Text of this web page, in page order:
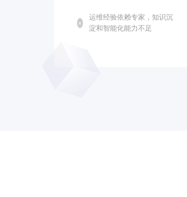
运维经验依赖专家，知识沉
淀和智能化能力不足